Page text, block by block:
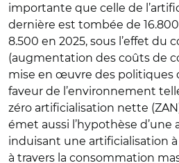
importante que celle de
dernière est tombée de
8.500 en 2025, sous l’effet du
(augmentation des coûts de
mise en œuvre des politiques
faveur de l’environnement
zéro artificialisation nette
émet aussi l’hypothèse d’une
induisant une artificialisation
à travers la consommation